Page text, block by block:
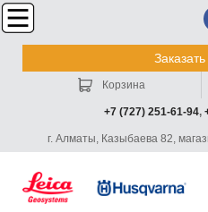
+7 (727) 251-61-94,
г. Алматы, Казыбаева 82,
Корзина